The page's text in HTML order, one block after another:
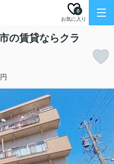
お気に入り
0
賃貸ならクラ